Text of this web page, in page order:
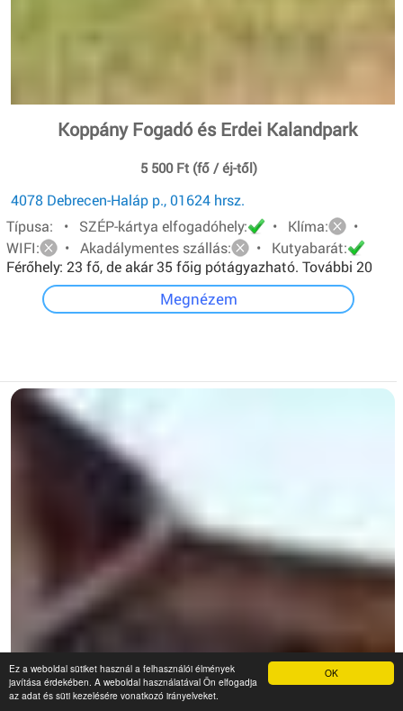
OK
Ez a weboldal sütiket használ a felhasználói élmények
javítása érdekében. A weboldal használatával Ön elfogadja
az adat és süti kezelésére vonatkozó irányelveket.
Koppány Fogadó és Erdei Kalandpark
5 500 Ft (fő / éj-től)
4078 Debrecen-Haláp p., 01624 hrsz.
Típusa: • SZÉP-kártya elfogadóhely:
• Klíma:
•
WIFI:
• Akadálymentes szállás:
• Kutyabarát:
Férőhely: 23 fő, de akár 35 főig pótágyazható. További 20
főt pedig sátorban tudunk elhelyezni.
Megnézem